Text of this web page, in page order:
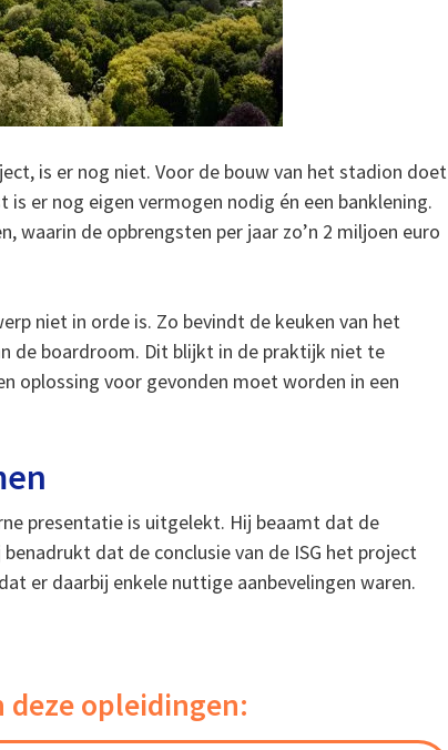
is er nog niet. Voor de bouw van het stadion doet
er nog eigen vermogen nodig én een banklening.
waarin de opbrengsten per jaar zo’n 2 miljoen euro
niet in orde is. Zo bevindt de keuken van het
de boardroom. Dit blijkt in de praktijk niet te
oplossing voor gevonden moet worden in een
presentatie is uitgelekt. Hij beaamt dat de
dat de conclusie van de ISG het project
er daarbij enkele nuttige aanbevelingen waren.
deze opleidingen: